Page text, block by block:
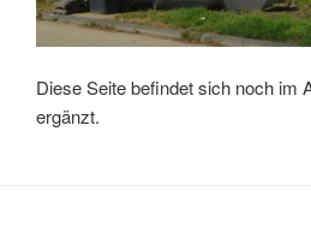
Diese Seite befindet sich noch im
ergänzt.